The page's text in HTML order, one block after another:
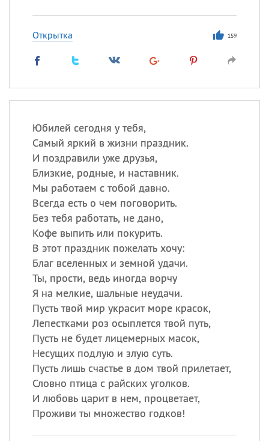
Открытка 159
Юбилей сегодня у тебя,
Самый яркий в жизни праздник.
И поздравили уже друзья,
Близкие, родные, и наставник.
Мы работаем с тобой давно.
Всегда есть о чем поговорить.
Без тебя работать, не дано,
Кофе выпить или покурить.
В этот праздник пожелать хочу:
Благ вселенных и земной удачи.
Ты, прости, ведь иногда ворчу
Я на мелкие, шальные неудачи.
Пусть твой мир украсит море красок,
Лепестками роз осыплется твой путь,
Пусть не будет лицемерных масок,
Несущих подлую и злую суть.
Пусть лишь счастье в дом твой прилетает,
Словно птица с райских уголков.
И любовь царит в нем, процветает,
Проживи ты множество годков!